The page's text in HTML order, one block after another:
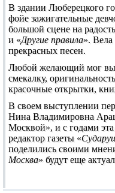
В здании Люберецкого
фойе зажигательные
большой сцене на
и «Другие правила». Вела
прекрасных песен.
Любой желающий мог
смекалку,
красочные открытки,
В своем выступлении
Нина Владимировна
Москвой», и с годами
редактор газеты «
поделились своими
Москва» будут еще